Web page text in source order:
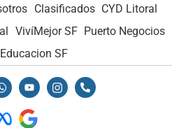
Clasificados CYD Litoral
VivíMejor SF Puerto Negocios
Educacion SF